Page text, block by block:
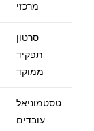
מרכזי
סרטון
תפקיד
ממוקד
טסטמוניאל
עובדים